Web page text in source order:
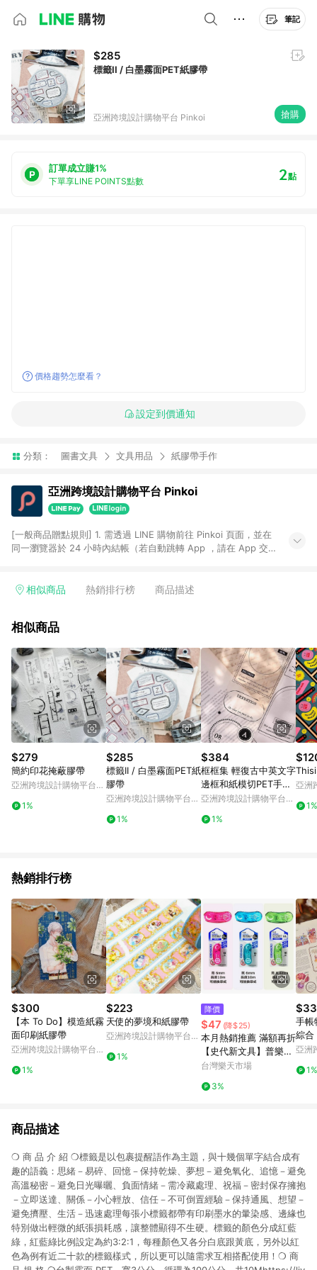
筆記
$285
標籤II / 白墨霧面PET紙膠帶
亞洲跨境設計購物平台 Pinkoi 搶購
訂單成立賺1%
下單享LINE POINTS點數 2點
價格趨勢怎麼看？
設定到價通知
分類： 圖書文具 文具用品 紙膠帶手作
亞洲跨境設計購物平台 Pinkoi
[一般商品贈點規則] 1. 需透過 LINE 購物前往 Pinkoi 頁面，並在
同一瀏覽器於 24 小時內結帳（若自動跳轉 App ，請在 App 交
回饋訂單不得享有 Pinkoi 站方優惠，例如首購優惠，P coins，
行為，不具贈點資格，部分退款不在此限。 6. APP 請更新至
貨後 45 天後發送。 8. 群眾募資商品，禮物卡，開館保證金，補
運費，攤位費等不具贈點資格。 9. LINE 購物站上之商品規格、
顏色、價位、贈品如與 Pinkoi 商品資訊頁及購物車不符，以
Pinkoi 購物商品資訊頁及購物車標示為準。 10. 點數紅包使用規
則請以點數紅包活動說明為準。 11. 若於 LINE 購物前往 Pinkoi
頁面後才首次下載 Pinkoi APP 並完成訂單，不符合導購資格；承
上，首次下載 Pinkoi APP 後，需透過 LINE 購物前往 Pinkoi 頁
面，方享導購資格。
相似商品 熱銷排行榜 商品描述
相似商品
$279
簡約印花掩蔽膠帶
亞洲跨境設計購物平台
1%
$285
標籤II / 白墨霧面PET紙
膠帶
亞洲跨境設計購物平台
1%
$384
框框集 輕復古中英文字
邊框和紙模切PET手帳
貼本膠帶
亞洲跨境設計購物平台
1%
亞洲
1%
熱銷排行榜
$300
【本 To Do】模造紙霧
面印刷紙膠帶
亞洲跨境設計購物平台
1%
$223
天使的夢境和紙膠帶
亞洲跨境設計購物平台
1%
降價
$47 (降$25)
本月熱銷推薦 滿額再折
【史代新文具】普樂士
PLUS TG-1111 TG-112
面膠帶/立可貼
台灣樂天市場
3%
手帳
綜合
亞洲
1%
商品描述
❍ 商 品 介 紹 ❍標籤是以包裹提醒語作為主題，與十幾個單字結合成有
趣的語義：思緒－易碎、回憶－保持乾燥、夢想－避免氧化、追憶－避免
高溫秘密－避免日光曝曬、負面情緒－需冷藏處理、祝福－密封保存擁抱
－立即送達、關係－小心輕放、信任－不可倒置經驗－保持通風、想望－
避免擠壓、生活－迅速處理每張小標籤都帶有印刷墨水的暈染感、邊緣也
特別做出輕微的紙張損耗感，讓整體顯得不生硬。標籤的顏色分成紅藍
綠，紅藍綠比例設定為約3:2:1，每種顏色又各分白底跟黃底，另外以紅
色為例有近二十款的標籤樣式，所以更可以隨需求互相搭配使用！❍ 商